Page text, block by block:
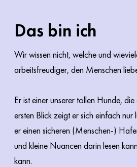
Das bin ich
Wir wissen nicht, welche und
arbeitsfreudiger, den Menschen
Er ist einer unserer tollen Hunde,
ersten Blick zeigt er sich einfach nur
er einen sicheren (Menschen-)
und kleine Nuancen darin lesen
kann.